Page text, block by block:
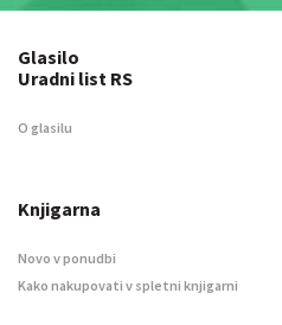
Glasilo
Uradni list RS
O glasilu
Knjigarna
Novo v ponudbi
Kako nakupovati v spletni knjigarni